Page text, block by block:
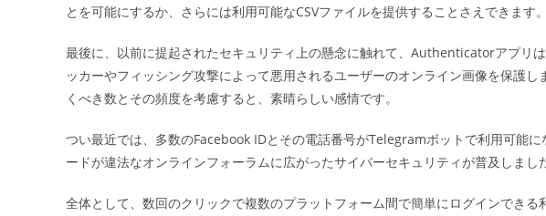
とを可能にするか、さらには利用可能なCSVファイルを提供することさえできます。
最後に、以前に提起されたセキュリティ上の懸念に触れて、Authenticatorアプリ
ッカーやフィッシング攻撃によって悪用されるユーザーのオンライン画像を保護
くべき数とその頻度を考慮すると、素晴らしい感情です。
つい最近では、多数のFacebook IDとその電話番号がTelegramボットで利用可能
ードが違法なオンラインフォーラムに広がったサイバーセキュリティが普及しまし
全体として、数回のクリックで複数のプラットフォーム間で簡単にログインでき